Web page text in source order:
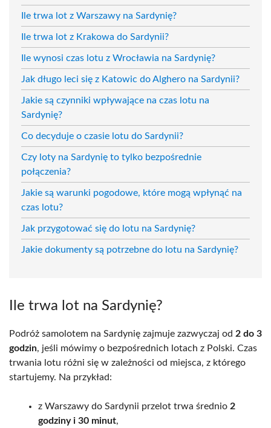
Ile trwa lot z Warszawy na Sardynię?
Ile trwa lot z Krakowa do Sardynii?
Ile wynosi czas lotu z Wrocławia na Sardynię?
Jak długo leci się z Katowic do Alghero na Sardynii?
Jakie są czynniki wpływające na czas lotu na
Sardynię?
Co decyduje o czasie lotu do Sardynii?
Czy loty na Sardynię to tylko bezpośrednie
połączenia?
Jakie są warunki pogodowe, które mogą wpłynąć na
czas lotu?
Jak przygotować się do lotu na Sardynię?
Jakie dokumenty są potrzebne do lotu na Sardynię?
Ile trwa lot na Sardynię?
Podróż samolotem na Sardynię zajmuje zazwyczaj od 2 do 3
godzin, jeśli mówimy o bezpośrednich lotach z Polski. Czas
trwania lotu różni się w zależności od miejsca, z którego
startujemy. Na przykład:
z Warszawy do Sardynii przelot trwa średnio 2
godziny i 30 minut,